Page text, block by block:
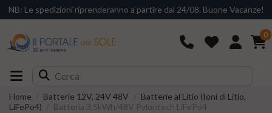
NB: Le spedizioni riprenderanno a partire dal 24/08. Buone Vacanze!
0
Home Batterie 12V, 24V 48V
Batterie al Litio (Ioni di Litio,
LiFePo4)
Batteria 3,5kWh/48V Pylontech LiFePo4